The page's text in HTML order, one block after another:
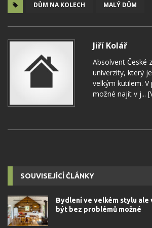
DŮM NA KOLECH MALÝ DŮM
Jiří Kolář
Absolvent České
univerzity, který
velkým kutilem.
možné najít v j...
SOUVISEJÍCÍ ČLÁNKY
Bydlení ve velkém stylu ale
být bez problémů možné